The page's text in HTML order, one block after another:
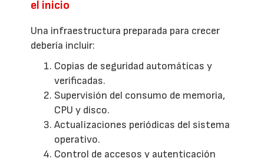
el inicio
Una infraestructura preparada para crecer
debería incluir:
Copias de seguridad automáticas y
verificadas.
Supervisión del consumo de memoria,
CPU y disco.
Actualizaciones periódicas del sistema
operativo.
Control de accesos y autenticación